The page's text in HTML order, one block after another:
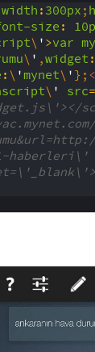
width:300px;
size:
\ '>var
\ ' ,widget:
:\ 'mynet\ '};
\ ' src=
haberleri\'